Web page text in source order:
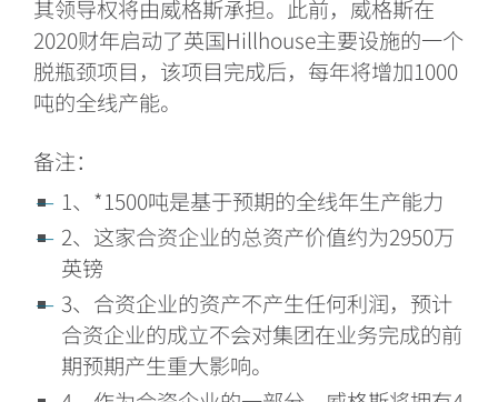
其领导权将由威格斯承担。此前，威格斯在
2020财年启动了英国Hillhouse主要设施的一个
脱瓶颈项目，该项目完成后，每年将增加1000
吨的全线产能。
备注：
1、 *1500吨是基于预期的全线年生产能力
2、 这家合资企业的总资产价值约为2950万
英镑
3、 合资企业的资产不产生任何利润，预计
合资企业的成立不会对集团在业务完成的前
期预期产生重大影响。